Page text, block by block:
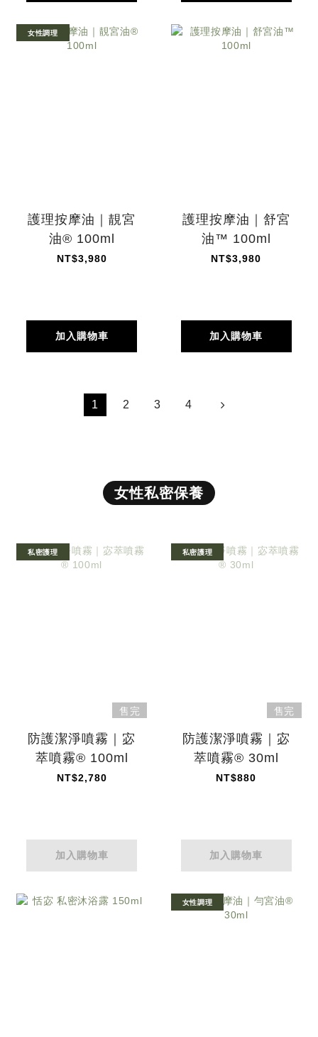
女性調理
護理按摩油｜靚宮
油® 100ml
NT$3,980
加入購物車
護理按摩油｜舒宮
油™ 100ml
NT$3,980
加入購物車
1 2 3 4
女性私密保養
私密護理
售完
防護潔淨噴霧｜宓
萃噴霧® 100ml
NT$2,780
加入購物車
私密護理
售完
防護潔淨噴霧｜宓
萃噴霧® 30ml
NT$880
加入購物車
女性調理